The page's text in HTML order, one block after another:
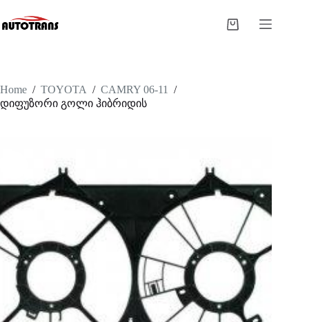
Home / TOYOTA / CAMRY 06-11
/
დიფუზორი გოლი ჰიბრიდის